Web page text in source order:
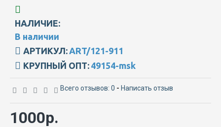
НАЛИЧИЕ:
В наличии
АРТИКУЛ: ART/121-911
КРУПНЫЙ ОПТ: 49154-msk
Всего отзывов: 0 - Написать отзыв
1000р.